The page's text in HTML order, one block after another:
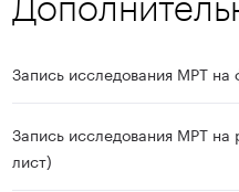
Запись исследования МРТ на
Сокольники
ВДНХ
Запись исследования МРТ на
лист)